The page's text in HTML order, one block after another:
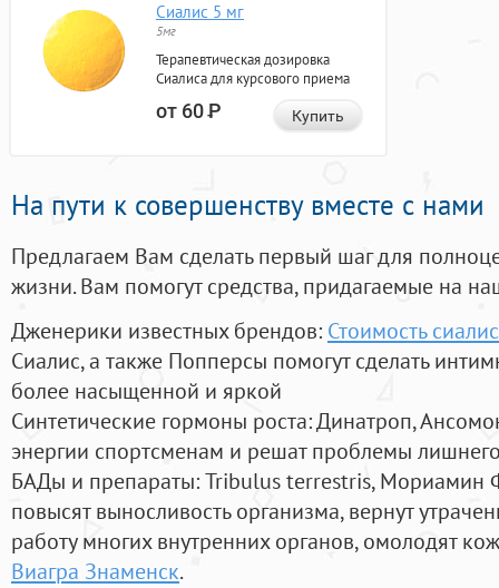
Сиалис 5 мг
5мг
Терапевтическая дозировка
Сиалиса для курсового приема
от 60Р Купить
На пути к совершенству вместе с нами
Предлагаем Вам сделать первый шаг для
жизни. Вам помогут средства, придагаемые на
Дженерики известных брендов: Стоимость
Сиалис, а также Попперсы помогут сделать
более насыщенной и яркой
Синтетические гормоны роста: Динатроп,
энергии спортсменам и решат проблемы
БАДы и препараты:Tribulus terrestris, Мориамин
повысят выносливость организма, вернут
работу многих внутренних органов, омолодят
Виагра Знаменск.